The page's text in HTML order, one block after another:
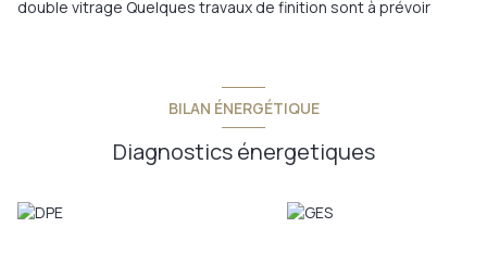
double vitrage Quelques travaux de finition sont à prévoir
BILAN ÉNERGÉTIQUE
Diagnostics énergetiques